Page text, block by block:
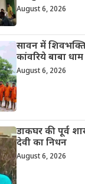
August 6, 2026
सावन में
कांवरिये बाबा धाम
August 6, 2026
डाकघर की पूर्व
देवी का निधन
August 6, 2026